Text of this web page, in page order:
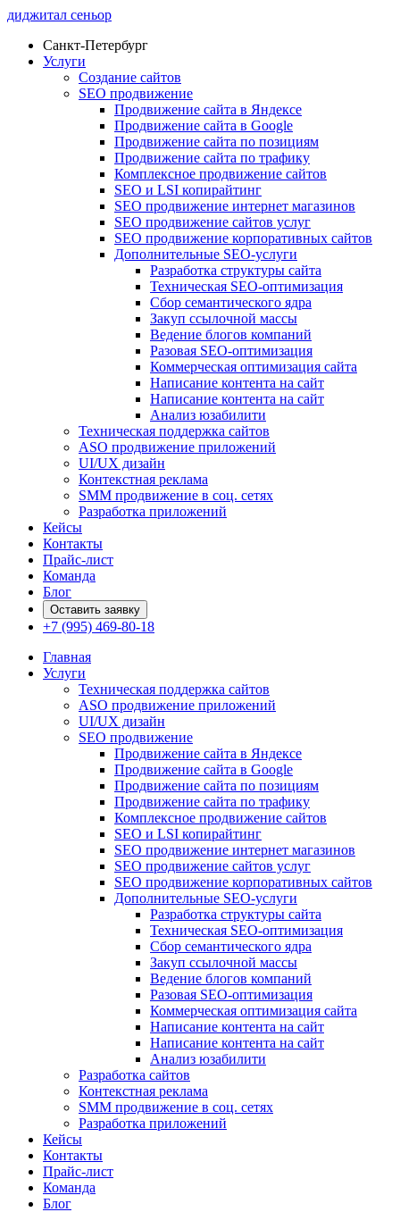
диджитал сеньор
Санкт-Петербург
Услуги
Создание сайтов
SEO продвижение
Продвижение сайта в Яндексе
Продвижение сайта в Google
Продвижение сайта по позициям
Продвижение сайта по трафику
Комплексное продвижение сайтов
SEO и LSI копирайтинг
SEO продвижение интернет магазинов
SEO продвижение сайтов услуг
SEO продвижение корпоративных сайтов
Дополнительные SEO-услуги
Разработка структуры сайта
Техническая SEO-оптимизация
Сбор семантического ядра
Закуп ссылочной массы
Ведение блогов компаний
Разовая SEO-оптимизация
Коммерческая оптимизация сайта
Написание контента на сайт
Написание контента на сайт
Анализ юзабилити
Техническая поддержка сайтов
ASO продвижение приложений
UI/UX дизайн
Контекстная реклама
SMM продвижение в соц. сетях
Разработка приложений
Кейсы
Контакты
Прайс-лист
Команда
Блог
Оставить заявку
+7 (995) 469-80-18
Главная
Услуги
Техническая поддержка сайтов
ASO продвижение приложений
UI/UX дизайн
SEO продвижение
Продвижение сайта в Яндексе
Продвижение сайта в Google
Продвижение сайта по позициям
Продвижение сайта по трафику
Комплексное продвижение сайтов
SEO и LSI копирайтинг
SEO продвижение интернет магазинов
SEO продвижение сайтов услуг
SEO продвижение корпоративных сайтов
Дополнительные SEO-услуги
Разработка структуры сайта
Техническая SEO-оптимизация
Сбор семантического ядра
Закуп ссылочной массы
Ведение блогов компаний
Разовая SEO-оптимизация
Коммерческая оптимизация сайта
Написание контента на сайт
Написание контента на сайт
Анализ юзабилити
Разработка сайтов
Контекстная реклама
SMM продвижение в соц. сетях
Разработка приложений
Кейсы
Контакты
Прайс-лист
Команда
Блог